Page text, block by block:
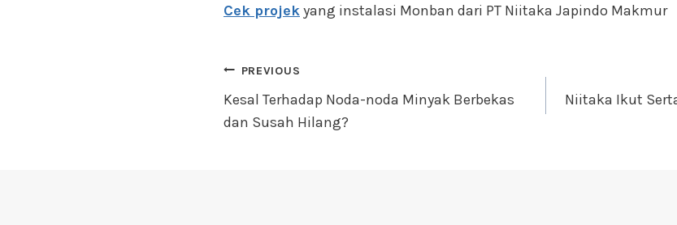
Cek projekyang instalasi Monban dari PT Niitaka Japindo Makmur
Navigasi
pos
PREVIOUS
Kesal Terhadap Noda-noda Minyak Berbekas
dan Susah Hilang?
Niitaka Ikut